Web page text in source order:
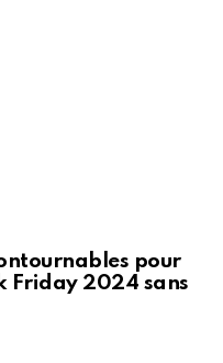
pour
Friday 2024 sans